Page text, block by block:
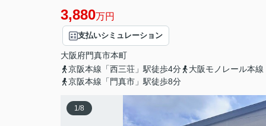
3,880万円
支払いシミュレーション
大阪府門真市本町
京阪本線「西三荘」駅徒歩4分
大阪モノレール本
京阪本線「門真市」駅徒歩8分
1/8